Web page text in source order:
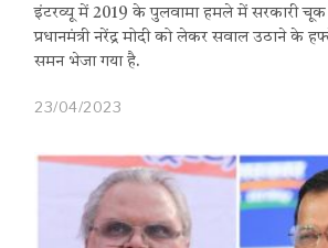
इंटरव्यू में 2019 के पुलवामा हमले में सरकारी
प्रधानमंत्री नरेंद्र मोदी को लेकर सवाल उठाने के
समन भेजा गया है.
23/04/2023